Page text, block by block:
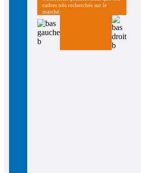
cadres très recherchés sur le
marché.